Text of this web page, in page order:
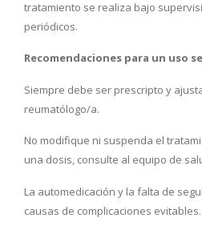
tratamiento se realiza bajo
periódicos.
Recomendaciones para un uso
Siempre debe ser prescripto y
reumatólogo/a.
No modifique ni suspenda el
una dosis, consulte al equipo de
La automedicación y la falta de
causas de complicaciones evitables.